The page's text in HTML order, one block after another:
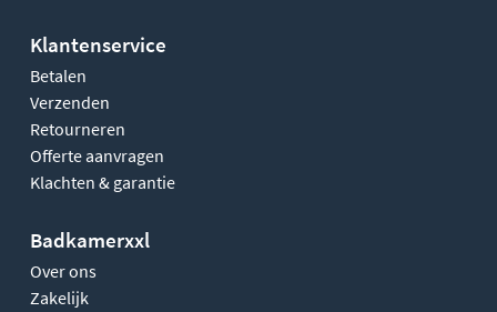
Klantenservice
Betalen
Verzenden
Retourneren
Offerte aanvragen
Klachten & garantie
Badkamerxxl
Over ons
Zakelijk